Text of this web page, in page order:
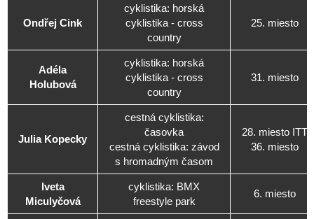
Ondřej Cink
cyklistika: horská
cyklistika - cross
country
25. miesto
Adéla
Holubová
cyklistika: horská
cyklistika - cross
country
31. miesto
Julia Kopecky
cestná cyklistika:
časovka
cestná cyklistika: závod
s hromadným časom
28. miesto ITT
36. miesto
Iveta
Miculyčová
cyklistika: BMX
freestyle park
6. miesto